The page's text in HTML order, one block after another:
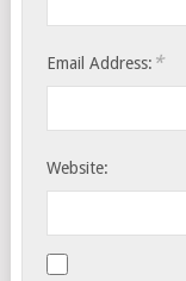
Email Address: *
Website: